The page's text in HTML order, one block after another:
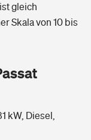
Alter?
gleich
Skala von 10 bis
kW, Diesel,